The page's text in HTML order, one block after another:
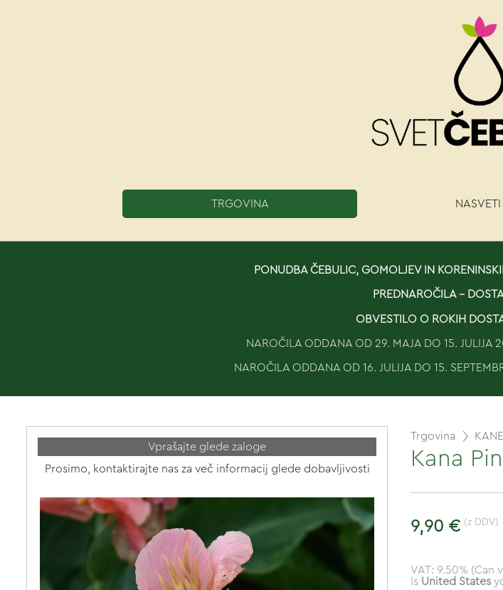
TRGOVINA NASVETI
PONUDBA ČEBULIC, GOMOLJEV IN
PREDNAROČILA -
OBVESTILO O ROKIH
NAROČILA ODDANA OD 29. MAJA DO 15. JULIJA
NAROČILA ODDANA OD 16. JULIJA DO 15.
Vprašajte glede zaloge
Prosimo, kontaktirajte nas za več informacij glede dobavljivosti
Trgovina KANE
Kana
9,90 € (z DDV)
VAT: 9.50%
Is United States